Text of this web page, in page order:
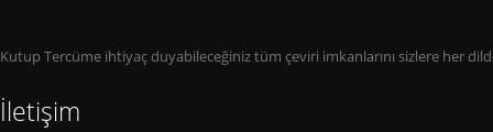
Kutup Tercüme ihtiyaç duyabileceğiniz tüm çeviri imkanlarını sizlere her
İletişim